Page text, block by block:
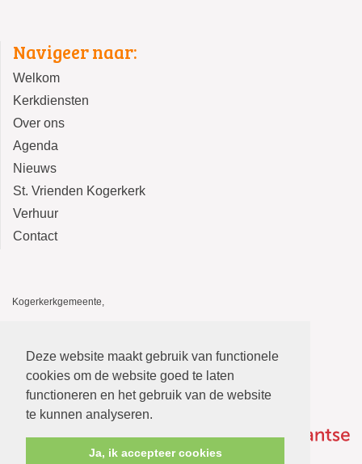
Deze website maakt gebruik van functionele
cookies om de website goed te laten
functioneren en het gebruik van de website
te kunnen analyseren.
Ja, ik accepteer cookies
Navigeer naar:
Welkom
Kerkdiensten
Over ons
Agenda
Nieuws
St. Vrienden Kogerkerk
Verhuur
Contact
Kogerkerkgemeente,
De Stolp, Kerkstraat 12, 1541 HA Koog aan de Zaan
E-mail: kogerkerkgemeente@gmail.com